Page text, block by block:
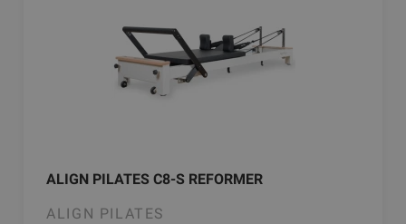
ALIGN PILATES C8-S REFORMER
ALIGN PILATES